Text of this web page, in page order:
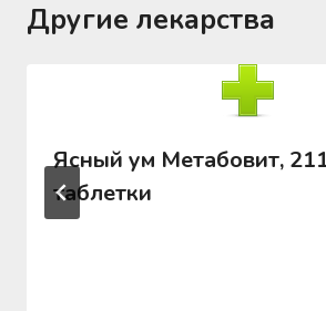
Другие лекарства
Ясный ум Метабовит,
таблетки